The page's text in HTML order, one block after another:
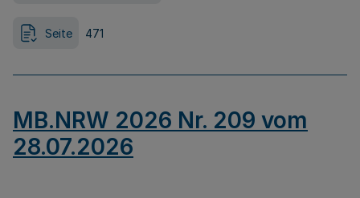
Seite 471
MB.NRW 2026 Nr. 209 vom
28.07.2026